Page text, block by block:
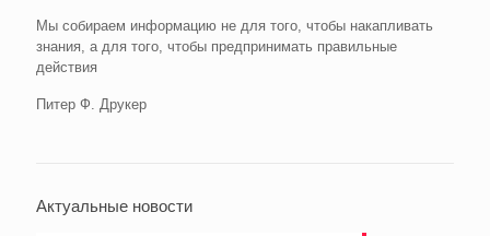
Мы собираем информацию не для того, чтобы накапливать
знания, а для того, чтобы предпринимать правильные
действия
Питер Ф. Друкер
Актуальные новости